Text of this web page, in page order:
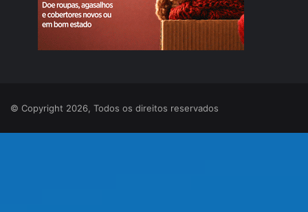
© Copyright 2026, Todos os direitos reservados